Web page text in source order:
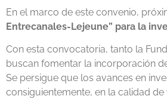
En el marco de este convenio,
Entrecanales-Lejeune” para la
Con esta convocatoria, tanto la
buscan fomentar la incorporación
Se persigue que los avances en
consiguientemente, en la calidad